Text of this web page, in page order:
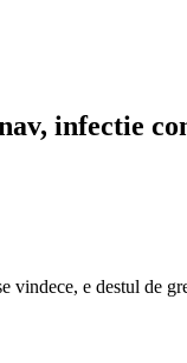
infectie
vindece, e destul de